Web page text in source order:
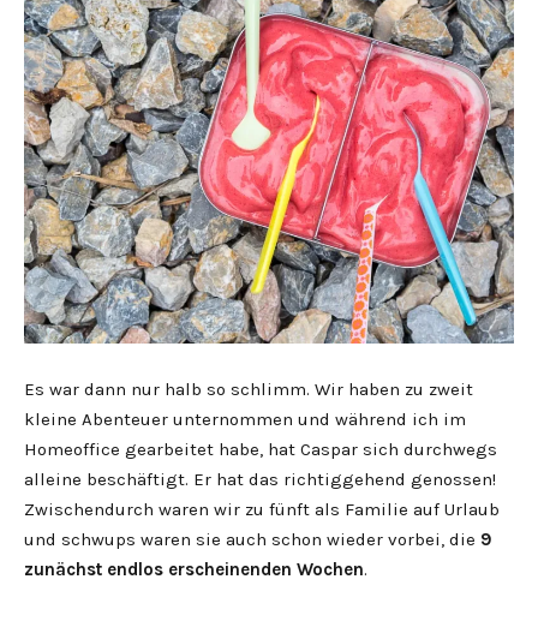
Es war dann nur halb so schlimm. Wir haben zu zweit
kleine Abenteuer unternommen und während ich im
Homeoffice gearbeitet habe, hat Caspar sich durchwegs
alleine beschäftigt. Er hat das richtiggehend genossen!
Zwischendurch waren wir zu fünft als Familie auf Urlaub
und schwups waren sie auch schon wieder vorbei, die 9
zunächst endlos erscheinenden Wochen.